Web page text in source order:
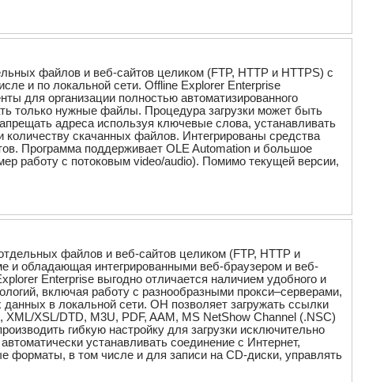
файлов и веб-сайтов целиком (FTP, HTTP и HTTPS) с
и по локальной сети. Offline Explorer Enterprise
для организации полностью автоматизированного
только нужные файлы. Процедура загрузки может быть
адреса используя ключевые слова, устанавливать
количеству скачанных файлов. Интегрированы средства
Программа поддерживает OLE Automation и большое
работу с потоковым video/audio). Помимо текущей версии,
файлов и веб-сайтов целиком (FTP, HTTP и
и обладающая интегрированными веб-браузером и веб-
Enterprise выгодно отличается наличием удобного и
включая работу с разнообразными прокси–серверами,
в локальной сети. ОН позволяет загружать ссылки
XSL/DTD, M3U, PDF, AAM, MS NetShow Channel (.NSC)
гибкую настройку для загрузки исключительно
устанавливать соединение с Интернет,
форматы, в том числе и для записи на CD-диски, управлять